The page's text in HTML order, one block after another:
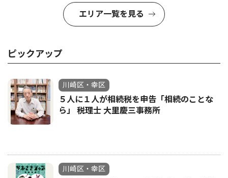
エリア一覧を見る
ピックアップ
川崎区・幸区
５人に１人が相続税を申告「相続のことな
ら」 税理士 大里慶三事務所
川崎区・幸区